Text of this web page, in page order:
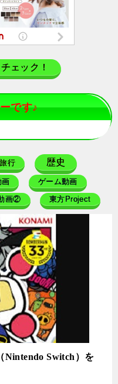
ェック！
です♪
旅行 歴史
画 ゲーム動画
画② 東方Project
Nintendo Switch）を